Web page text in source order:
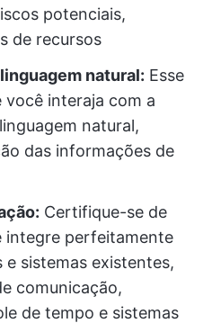
potenciais,
de recursos
natural: Esse
interaja com a
natural,
das informações de
Certifique-se de
integre perfeitamente
e sistemas existentes,
comunicação,
de tempo e sistemas